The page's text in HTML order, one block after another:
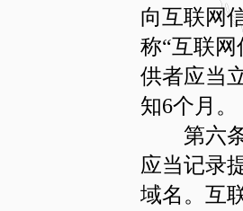
向互联网
称“互联
供者应当
知6个月。
第六条
应当记录
域名。互